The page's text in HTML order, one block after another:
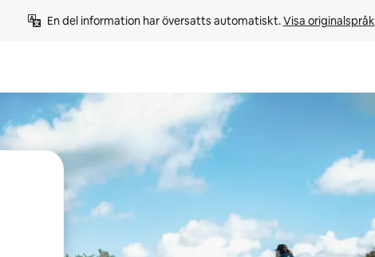
En del information har översatts automatiskt. Visa originalspråk